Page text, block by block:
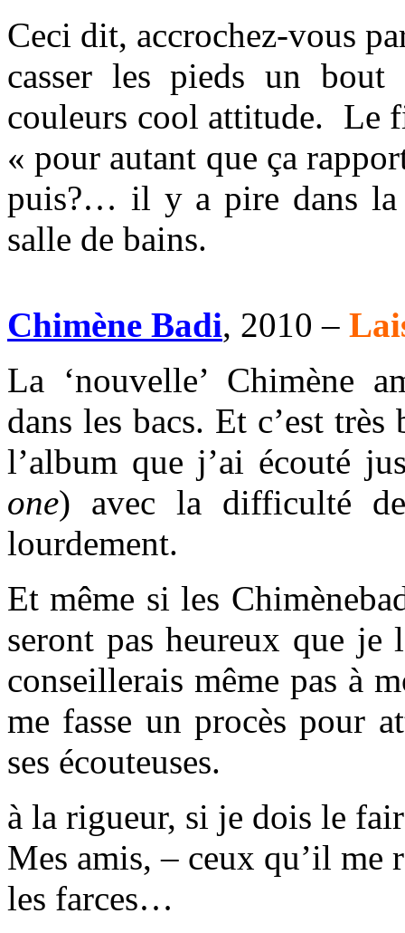
Ceci dit, accrochez-vous
casser les pieds un
couleurs cool attitude. Le
« pour autant que ça
puis?… il y a pire dans
salle de bains.
Chimène Badi, 2010 –
La ‘nouvelle’ Chimène
dans les bacs. Et c’est
l’album que j’ai écouté
one) avec la difficulté
lourdement.
Et même si les
seront pas heureux que
conseillerais même pas à
me fasse un procès pour
ses écouteuses.
à la rigueur, si je dois le
Mes amis, – ceux qu’il me
les farces…